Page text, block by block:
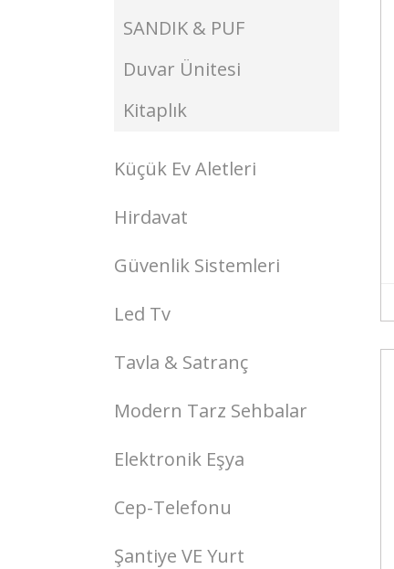
SANDIK & PUF
Duvar Ünitesi
Kitaplık
Küçük Ev Aletleri
Hirdavat
Güvenlik Sistemleri
Led Tv
Tavla & Satranç
Modern Tarz Sehbalar
Elektronik Eşya
Cep-Telefonu
Şantiye VE Yurt